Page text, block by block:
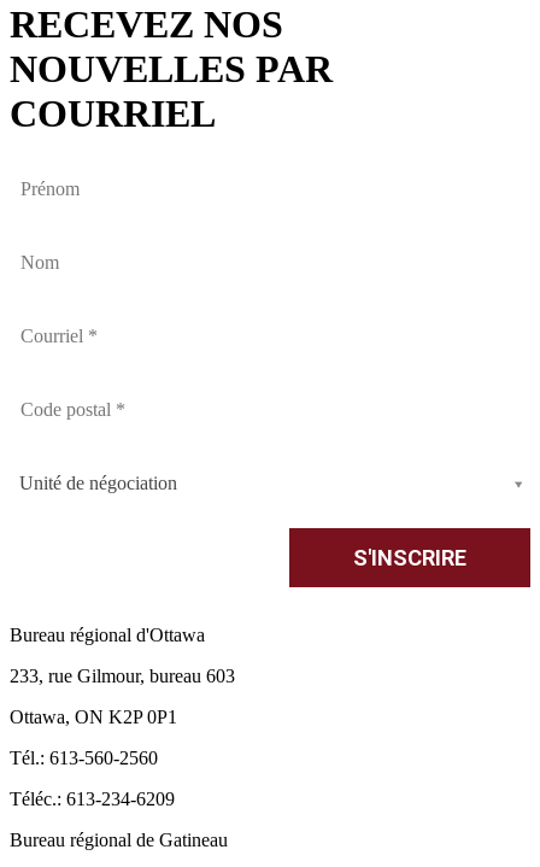
RECEVEZ NOS
NOUVELLES PAR
COURRIEL
Unité de négociation
Bureau régional d'Ottawa
233, rue Gilmour, bureau 603
Ottawa, ON K2P 0P1
Tél.: 613-560-2560
Téléc.: 613-234-6209
Bureau régional de Gatineau